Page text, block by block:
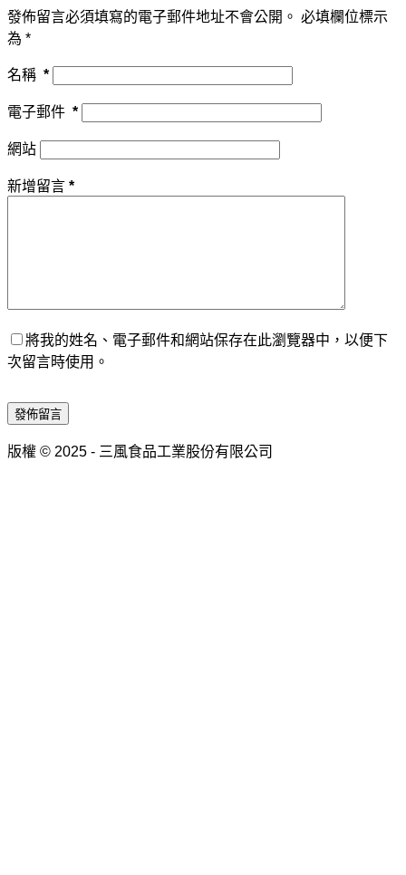
發佈留言必須填寫的電子郵件地址不會公開。 必填欄位標示
為 *
名稱 *
電子郵件 *
網站
新增留言 *
將我的姓名、電子郵件和網站保存在此瀏覽器中，以便下
次留言時使用。
發佈留言
版權 © 2025 - 三風食品工業股份有限公司